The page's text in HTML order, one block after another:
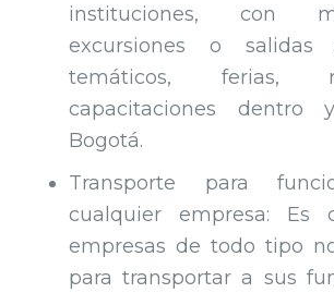
instituciones, con
excursiones o salidas
temáticos, ferias,
capacitaciones dentro
Bogotá.
Transporte para
cualquier empresa: Es
empresas de todo tipo
para transportar a sus